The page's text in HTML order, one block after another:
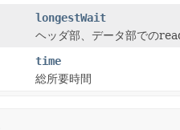
longestWait
ヘッダ部、データ部での
time
総所要時間